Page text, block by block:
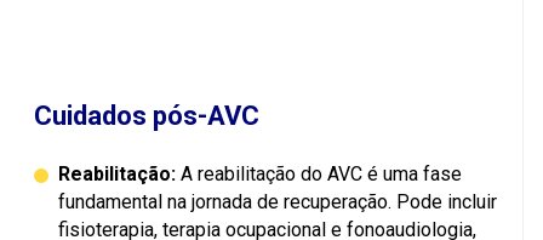
Cuidados pós-AVC
Reabilitação: A reabilitação do AVC é uma fase
fundamental na jornada de recuperação. Pode incluir
fisioterapia, terapia ocupacional e fonoaudiologia,